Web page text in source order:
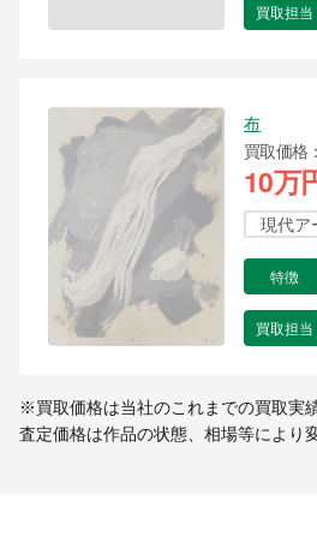
買取担当
布
買取価格
10万
現代ア
特徴
買取担当
※買取価格は当社のこれまでの買取実
査定価格は作品の状態、相場等により